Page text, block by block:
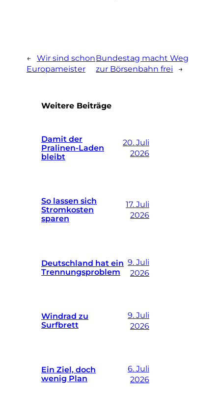
← Wir sind schon
Europameister
Bundestag macht Weg
zur Börsenbahn frei
→
Weitere Beiträge
Damit der
Pralinen-Laden
bleibt
20. Juli
2026
So lassen sich
Stromkosten
sparen
17. Juli
2026
Deutschland hat ein
Trennungsproblem
9. Juli
2026
Windrad zu
Surfbrett
9. Juli
2026
Ein Ziel, doch
wenig Plan
6. Juli
2026